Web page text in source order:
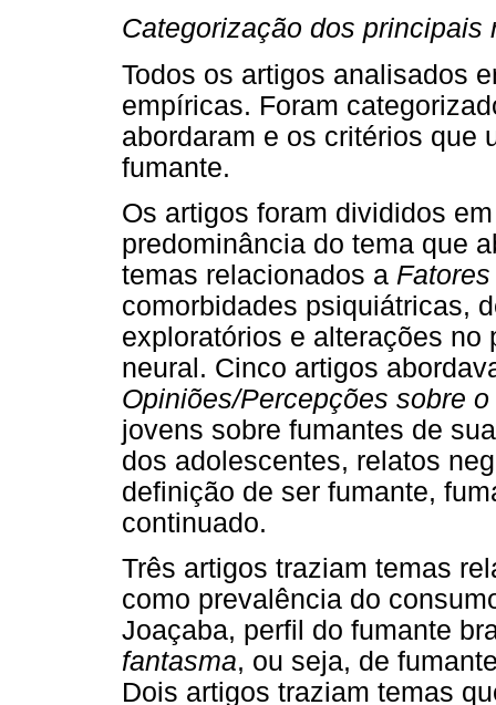
Categorização dos principais
Todos os artigos analisados
empíricas. Foram
abordaram e os critérios que
fumante.
Os artigos foram divididos
predominância do tema que
temas relacionados a
comorbidades psiquiátricas,
exploratórios e alterações no
neural. Cinco artigos
Opiniões/Percepções sobre
jovens sobre fumantes de
dos adolescentes, relatos
definição de ser fumante,
continuado.
Três artigos traziam temas
como prevalência do
Joaçaba, perfil do fumante
fantasma, ou seja, de
Dois artigos traziam temas